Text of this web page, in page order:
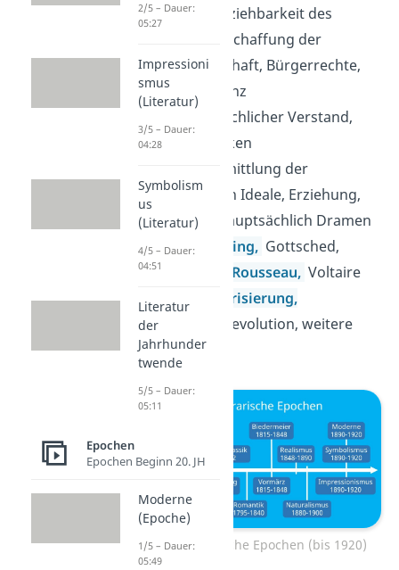
Individuum, Erziehbarkeit des
Menschen, Abschaffung der
Ständegesellschaft, Bürgerrechte,
Freiheit, Toleranz
menschlicher Verstand,
kritisches Denken
Vermittlung der
aufklärerischen Ideale, Erziehung,
Nützlichkeit, hauptsächlich Dramen
Vertreter:
Lessing, Gottsched,
Wieland,
Rousseau, Voltaire
Folgen:
Säkularisierung,
Französische Revolution, weitere
Aufstände
Zeitstrahl literarische Epochen (bis 1920)
2/5 – Dauer:
05:27
Impressioni
smus
(Literatur)
3/5 – Dauer:
04:28
Symbolism
us
(Literatur)
4/5 – Dauer:
04:51
Literatur
der
Jahrhunder
twende
5/5 – Dauer:
05:11
Epochen
Epochen Beginn 20. JH
Moderne
(Epoche)
1/5 – Dauer:
05:49